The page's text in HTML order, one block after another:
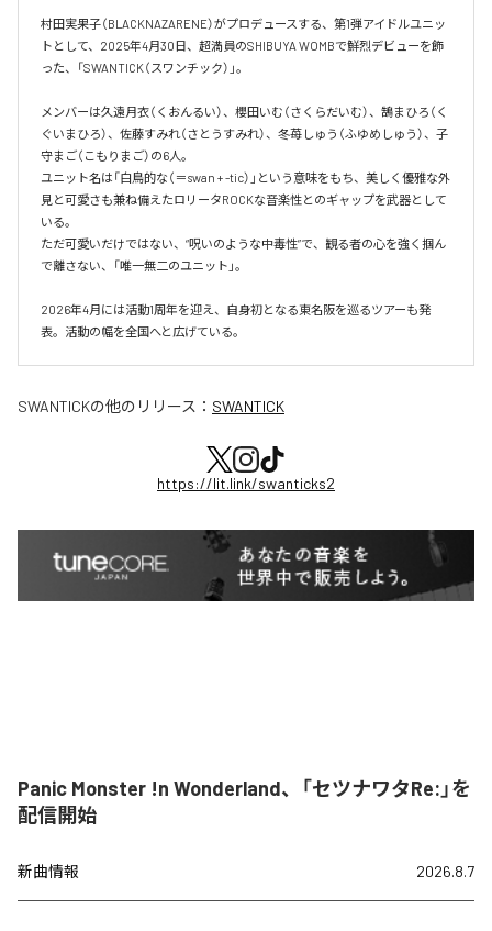
村田実果子（BLACKNAZARENE）がプロデュースする、第1弾アイドルユニッ
トとして、2025年4月30日、超満員のSHIBUYA WOMBで鮮烈デビューを飾
った、「SWANTICK（スワンチック）」。
メンバーは久遠月衣（くおんるい）、櫻田いむ（さくらだいむ）、鵠まひろ（く
ぐいまひろ）、佐藤すみれ（さとうすみれ）、冬苺しゅう（ふゆめしゅう）、子
守まご（こもりまご）の6人。
ユニット名は「白鳥的な（＝swan + -tic）」という意味をもち、美しく優雅な外
見と可愛さも兼ね備えたロリータROCKな音楽性とのギャップを武器として
いる。
ただ可愛いだけではない、“呪いのような中毒性”で、観る者の心を強く掴ん
で離さない、「唯一無二のユニット」。
2026年4月には活動1周年を迎え、自身初となる東名阪を巡るツアーも発
表。活動の幅を全国へと広げている。
SWANTICKの他のリリース： SWANTICK
https://lit.link/swanticks2
Panic Monster !n Wonderland、「セツナワタRe:」を
配信開始
新曲情報 2026.8.7